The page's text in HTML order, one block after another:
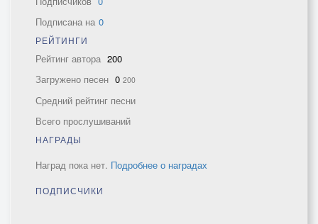
Подписана на 0
РЕЙТИНГИ
Рейтинг автора 200
Загружено песен 0 200
Средний рейтинг песни
Всего прослушиваний
НАГРАДЫ
Наград пока нет. Подробнее о наградах
ПОДПИСЧИКИ